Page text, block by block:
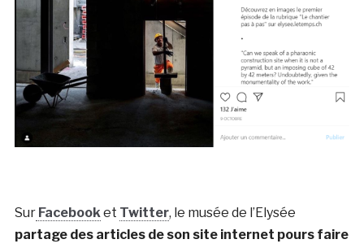
SurFacebooket Twitter, le musée de l’Elysée
partage des articles de son site internet pours faire